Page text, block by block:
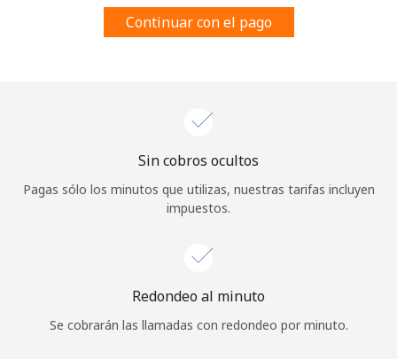
Únete
¡Hola!
Inicia sesión oREGÍSTRATE →
¿Olvidaste tu contraseña? →
Continuar con el pago
Sin cobros ocultos
Pagas sólo los minutos que utilizas, nuestras tarifas incluyen
impuestos.
Redondeo al minuto
Se cobrarán las llamadas con redondeo por minuto.